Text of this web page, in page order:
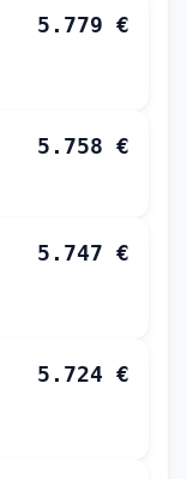
5.779 €
5.758 €
5.747 €
5.724 €